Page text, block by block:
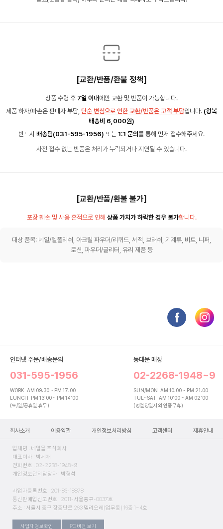
[교환/반품/환불 정책]
상품 수령 후 7일 이내 에만 교환 및 반품이 가능합니다.
제품 하자/파손은 판매자 부담, 단순 변심으로 인한 교환/반품은 고객 부담입니다. (왕복
배송비 6,000원)
반드시 배송팀(031-595-1956) 또는 1:1 문의 를 통해 먼저 접수해주세요.
사전 접수 없는 반품은 처리가 누락되거나 지연될 수 있습니다.
[교환/반품/환불 불가]
포장 훼손 및 사용 흔적으로 인해 상품 가치가 하락한 경우 불가합니다.
대상 품목: 네일/젤폴리쉬, 아크릴 파우더/리퀴드, 서적, 브러쉬, 기계류, 비트, 니퍼,
로션, 파우더/글리터, 유리 제품 등
인터넷 주문/배송문의
031-595-1956
WORK AM 09:30 ~ PM 17:00
LUNCH
PM 13:00 ~ PM 14:00
(토/일/공휴일 휴무)
동대문 매장
02-2268-1948~9
SUN/MON AM 10:00 ~ PM 21:00
TUE~SAT AM 10:00 ~ AM 02:00
(명절당일제외 연중무휴)
회사소개 이용약관 개인정보처리방침 고객센터 제휴안내
업체명 : 네일몰 주식회사
대표이사 : 박세재
전화번호 : 02-2268-1948~9
개인정보관리담당자 : 박형석
사업자등록번호 : 201-86-18878
통신판매업신고번호 : 2011-서울중구-0037호
주소 : 서울시 중구 장충단로 263 밀리오레(업무동) 16층 1~4호
사업자 정보확인 PC 버전 보기